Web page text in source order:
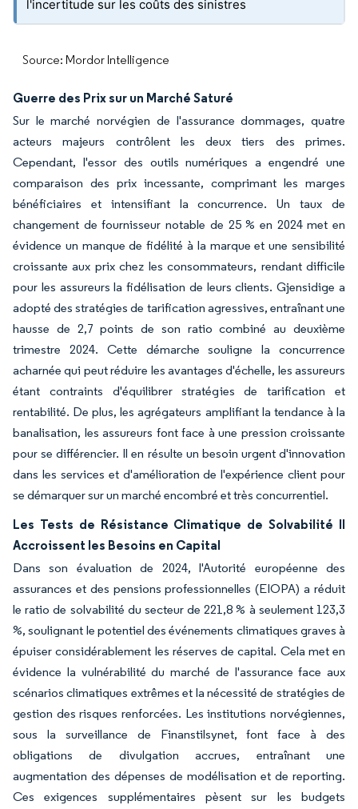
l'incertitude sur les coûts des sinistres
Source: Mordor Intelligence
Guerre des Prix sur un Marché Saturé
Sur le marché norvégien de l'assurance dommages, quatre
acteurs majeurs contrôlent les deux tiers des primes.
Cependant, l'essor des outils numériques a engendré une
comparaison des prix incessante, comprimant les marges
bénéficiaires et intensifiant la concurrence. Un taux de
changement de fournisseur notable de 25 % en 2024 met en
évidence un manque de fidélité à la marque et une sensibilité
croissante aux prix chez les consommateurs, rendant difficile
pour les assureurs la fidélisation de leurs clients. Gjensidige a
adopté des stratégies de tarification agressives, entraînant une
hausse de 2,7 points de son ratio combiné au deuxième
trimestre 2024. Cette démarche souligne la concurrence
acharnée qui peut réduire les avantages d'échelle, les assureurs
étant contraints d'équilibrer stratégies de tarification et
rentabilité. De plus, les agrégateurs amplifiant la tendance à la
banalisation, les assureurs font face à une pression croissante
pour se différencier. Il en résulte un besoin urgent d'innovation
dans les services et d'amélioration de l'expérience client pour
se démarquer sur un marché encombré et très concurrentiel.
Les Tests de Résistance Climatique de Solvabilité II
Accroissent les Besoins en Capital
Dans son évaluation de 2024, l'Autorité européenne des
assurances et des pensions professionnelles (EIOPA) a réduit
le ratio de solvabilité du secteur de 221,8 % à seulement 123,3
%, soulignant le potentiel des événements climatiques graves à
épuiser considérablement les réserves de capital. Cela met en
évidence la vulnérabilité du marché de l'assurance face aux
scénarios climatiques extrêmes et la nécessité de stratégies de
gestion des risques renforcées. Les institutions norvégiennes,
sous la surveillance de Finanstilsynet, font face à des
obligations de divulgation accrues, entraînant une
augmentation des dépenses de modélisation et de reporting.
Ces exigences supplémentaires pèsent sur les budgets